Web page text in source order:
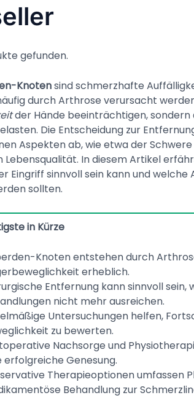
gefunden.
Knotensind schmerzhafte
durch Arthrose verursacht
der Hände beeinträchtigen, sondern
Die Entscheidung zur
Aspekten ab, wie etwa der
Lebensqualität. In diesem Artikel
Eingriff sinnvoll sein kann und
sollten.
in Kürze
Knoten entstehen durch
erheblich.
Entfernung kann sinnvoll sein,
nicht mehr ausreichen.
Untersuchungen helfen,
zu bewerten.
Nachsorge und
erfolgreiche Genesung.
Therapieoptionen umfassen
Behandlung zur